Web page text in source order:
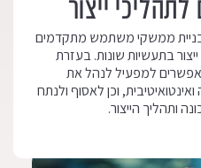
ייצור
ממשקי משתמש מתקדמים
בתעשיות שונות. בעזרת
למפעיל לנהל את
וכן לאסוף ולנתח
ותהליך הייצור.